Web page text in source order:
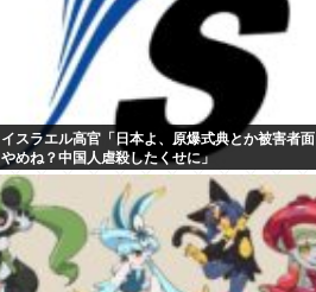
イスラエル高官「日本よ、原爆式典とか被害者面
やめね？中国人虐殺したくせに」